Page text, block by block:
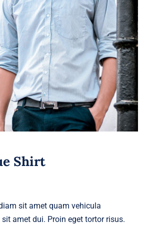
Light Blue Shirt
Shirt
sit amet quam vehicula
amet dui. Proin eget tortor risus.